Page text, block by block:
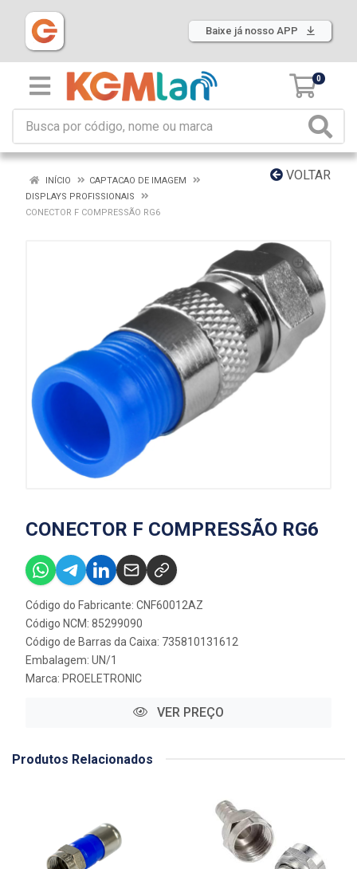
Baixe já nosso APP
0
VOLTAR
INÍCIO
CAPTACAO DE IMAGEM
DISPLAYS PROFISSIONAIS
CONECTOR F COMPRESSÃO RG6
CONECTOR F COMPRESSÃO RG6
Código do Fabricante: CNF60012AZ
Código NCM: 85299090
Código de Barras da Caixa: 735810131612
Embalagem: UN/1
Marca: PROELETRONIC
VER PREÇO
Produtos Relacionados